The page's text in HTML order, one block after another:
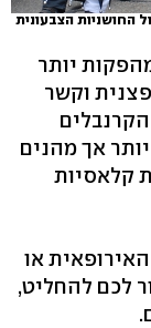
החושניות הצבעונית
יותר
וקשר
אך מהנים
קלאסיות
או
לכם להחליט,